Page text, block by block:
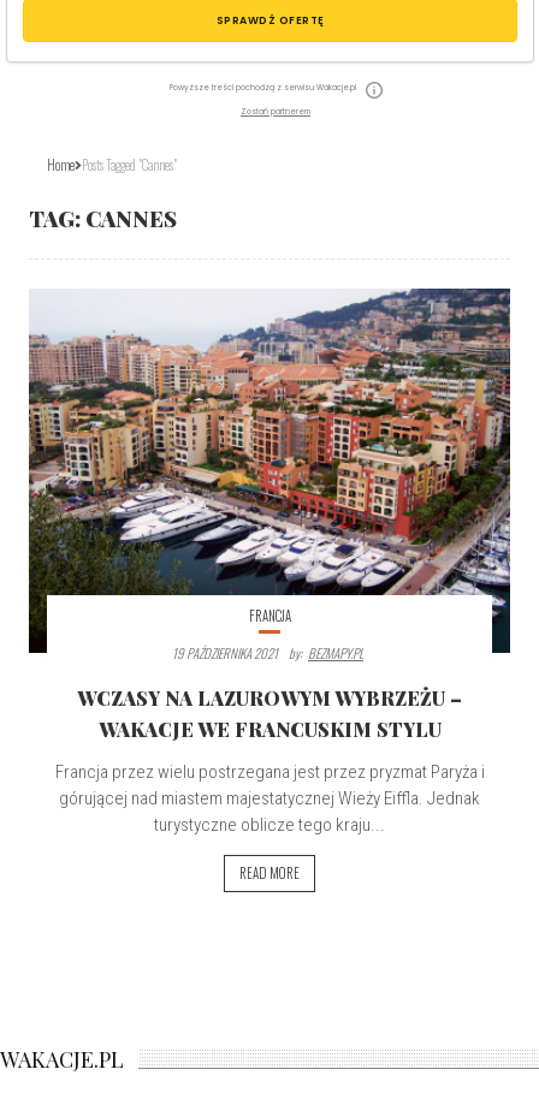
SPRAWDŹ OFERTĘ
Powyższe treści pochodzą z serwisu Wakacje.pl
Zostań partnerem
Home Posts Tagged "Cannes"
TAG: CANNES
FRANCJA
19 PAŹDZIERNIKA 2021
By: BEZMAPY.PL
WCZASY NA LAZUROWYM WYBRZEŻU –
WAKACJE WE FRANCUSKIM STYLU
Francja przez wielu postrzegana jest przez pryzmat Paryża i
górującej nad miastem majestatycznej Wieży Eiffla. Jednak
turystyczne oblicze tego kraju...
READ MORE
WAKACJE.PL